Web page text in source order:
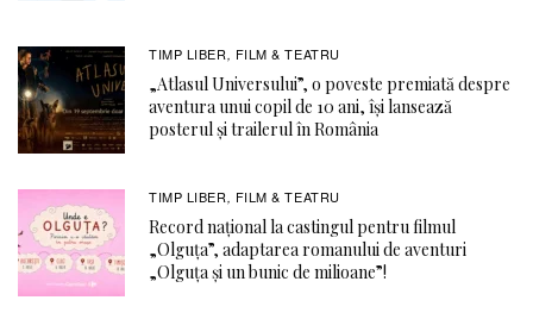
TIMP LIBER , FILM & TEATRU
„Atlasul Universului”, o poveste premiată despre
aventura unui copil de 10 ani, își lansează
posterul și trailerul în România
TIMP LIBER , FILM & TEATRU
Record național la castingul pentru filmul
„Olguța”, adaptarea romanului de aventuri
„Olguța și un bunic de milioane”!